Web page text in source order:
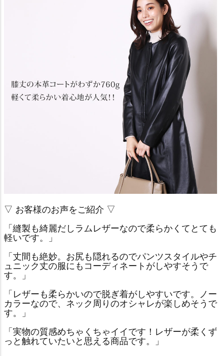
▽ お客様のお声をご紹介 ▽
「縫製も綺麗だしラムレザーなので柔らかくてとても
軽いです。」
「丈間も絶妙。お尻も隠れるのでパンツスタイルやチ
ュニック丈の服にもコーディネートがしやすそうで
す。」
「レザーも柔らかいので脱ぎ着がしやすいです。ノー
カラーなので、ネック周りのオシャレが楽しめそうで
す。」
「実物の質感めちゃくちゃイイです！レザーが柔くず
っと触れていたいと思える商品です。」